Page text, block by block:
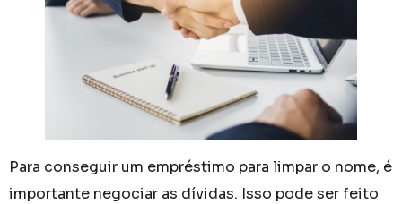
Para conseguir um empréstimo para limpar o nome, é
importante negociar as dívidas. Isso pode ser feito